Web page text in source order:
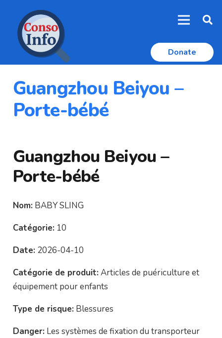
Donate
Guangzhou Beiyou –
Porte-bébé
Guangzhou Beiyou –
Porte-bébé
Nom: BABY SLING
Catégorie: 10
Date: 2026-04-10
Catégorie de produit: Articles de puériculture et
équipement pour enfants
Type de risque: Blessures
Danger: Les systèmes de fixation du transporteur